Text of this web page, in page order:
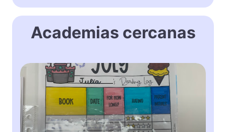
Academias cercanas
H
e
o
B